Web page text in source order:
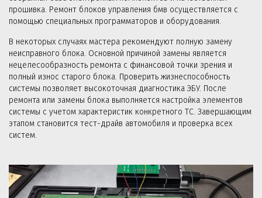
прошивка. Ремонт блоков управления бмв осуществляется с
помощью специальных программаторов и оборудования.
В некоторых случаях мастера рекомендуют полную замену
неисправного блока. Основной причиной замены является
нецелесообразность ремонта с финансовой точки зрения и
полный износ старого блока. Проверить жизнеспособность
системы позволяет высокоточная диагностика ЭБУ. После
ремонта или замены блока выполняется настройка элементов
системы с учетом характеристик конкретного ТС. Завершающим
этапом становится тест-драйв автомобиля и проверка всех
систем.